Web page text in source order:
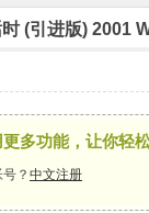
(引进版) 2001
多功能，让你轻
？ 中文注册